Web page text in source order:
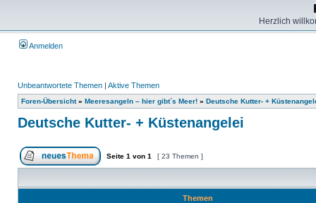
Herzlich
Anmelden
Unbeantwortete Themen | Aktive Themen
Foren-Übersicht» Meeresangeln – hier gibt´s Meer! » Deutsche Kutter- +
Deutsche Kutter- + Küstenangelei
Seite 1 von 1 [ 23 Themen ]
Themen